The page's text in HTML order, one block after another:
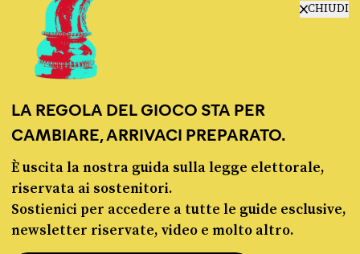
CHIUDI
LA REGOLA DEL GIOCO STA PER
CAMBIARE, ARRIVACI PREPARATO.
È uscita la nostra guida sulla legge elettorale,
riservata ai sostenitori.
Sostienici per accedere a tutte le guide esclusive,
newsletter riservate, video e molto altro.
© Pagella Politica 2012 - 2026
Pagella Politica è una testata registrata presso il Tribunale di Milano, n. 55 del 8
marzo 2021. ISSN 2974-9387